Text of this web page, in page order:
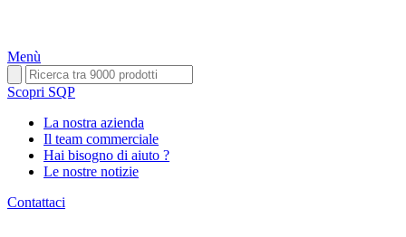
Menù
Scopri SQP
La nostra azienda
Il team commerciale
Hai bisogno di aiuto ?
Le nostre notizie
Contattaci